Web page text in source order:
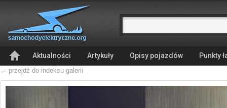
Aktualności Artykuły Opisy pojazdów Punkty
← przejdź do indeksu galerii